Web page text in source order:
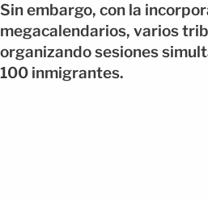
Sin embargo, con la
megacalendarios, varios
organizando sesiones
100 inmigrantes.